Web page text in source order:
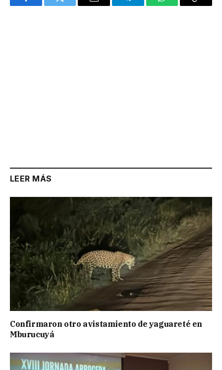
FacebookTwitter Email TelegramWhatsAppCopy
LEER MÁS
Confirmaron otro avistamiento de yaguareté en
Mburucuyá